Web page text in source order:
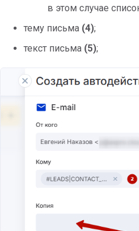
в этом случае
тему письма (4);
текст письма (5);